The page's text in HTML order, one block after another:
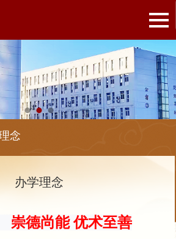
念
办学理念
崇德尚能 优术至善